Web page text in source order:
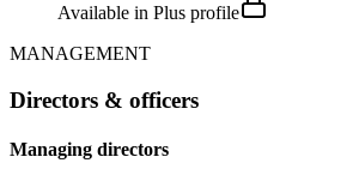
Available in Plus profile
MANAGEMENT
Directors & officers
Managing directors